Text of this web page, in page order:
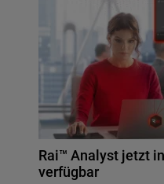
Rai™ Analyst jetzt
verfügbar